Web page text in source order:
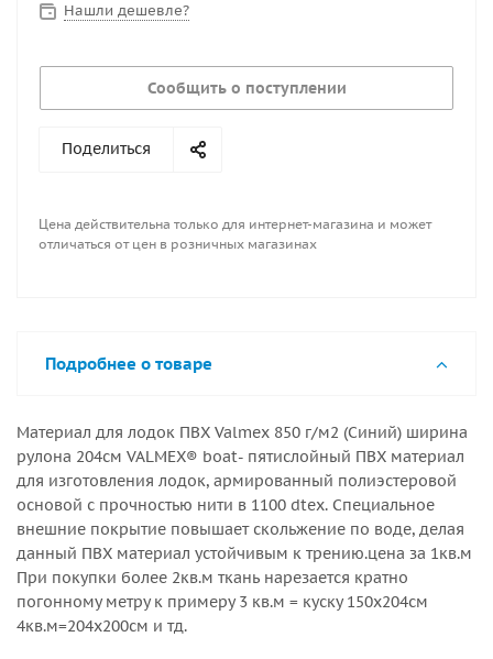
1кв.м При покупки более 2кв.м ткань нарезается
150х204см 4кв.м=204х200см и тд
Нашли дешевле?
Сообщить о поступлении
Поделиться
Цена действительна только для интернет-магазина и может
отличаться от цен в розничных магазинах
Подробнее о товаре
Материал для лодок ПВХ Valmex 850 г/м2 (Синий) ширина
рулона 204см VALMEX® boat- пятислойный ПВХ материал
для изготовления лодок, армированный полиэстеровой
основой с прочностью нити в 1100 dtex. Специальное
внешние покрытие повышает скольжение по воде, делая
данный ПВХ материал устойчивым к трению.цена за 1кв.м
При покупки более 2кв.м ткань нарезается кратно
погонному метру к примеру 3 кв.м = куску 150х204см
4кв.м=204х200см и тд.